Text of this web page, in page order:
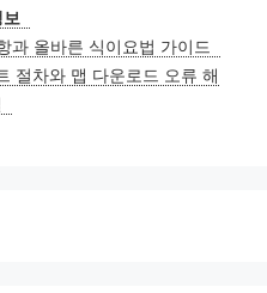
과 올바른 식이요법 가이드
절차와 맵 다운로드 오류 해